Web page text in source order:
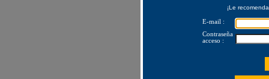
¡Le
E-mail :
Contraseña
acceso :